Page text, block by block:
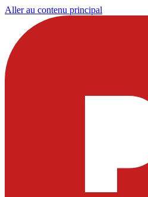
Aller au contenu principal